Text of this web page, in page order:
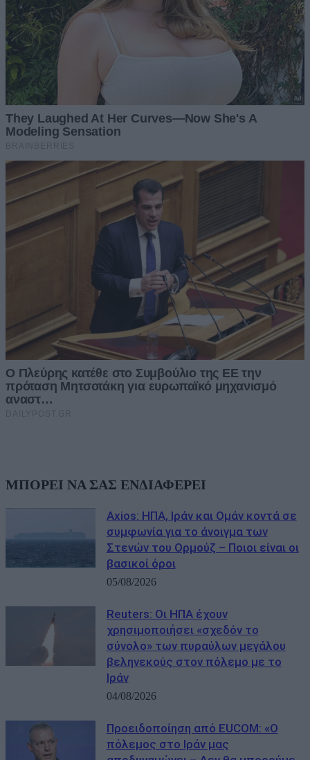
ΜΠΟΡΕΙ ΝΑ ΣΑΣ ΕΝΔΙΑΦΕΡΕΙ
Axios: ΗΠΑ, Ιράν και Ομάν κοντά σε
συμφωνία για το άνοιγμα των
Στενών του Ορμούζ – Ποιοι είναι οι
βασικοί όροι
05/08/2026
Reuters: Οι ΗΠΑ έχουν
χρησιμοποιήσει «σχεδόν το
σύνολο» των πυραύλων μεγάλου
βεληνεκούς στον πόλεμο με το
Ιράν
04/08/2026
Προειδοποίηση από EUCOM: «Ο
πόλεμος στο Ιράν μας